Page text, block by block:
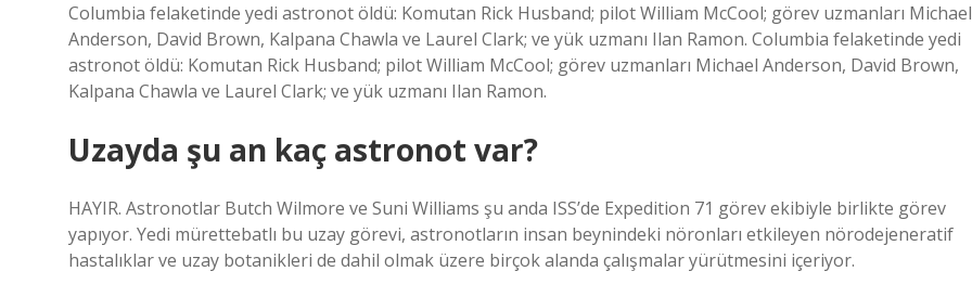
Columbia felaketinde yedi astronot öldü: Komutan Rick Husband; pilot William McCool; görev uzmanları Michael
Anderson, David Brown, Kalpana Chawla ve Laurel Clark; ve yük uzmanı Ilan Ramon. Columbia felaketinde yedi
astronot öldü: Komutan Rick Husband; pilot William McCool; görev uzmanları Michael Anderson, David Brown,
Kalpana Chawla ve Laurel Clark; ve yük uzmanı Ilan Ramon.
Uzayda şu an kaç astronot var?
HAYIR. Astronotlar Butch Wilmore ve Suni Williams şu anda ISS’de Expedition 71 görev ekibiyle birlikte görev
yapıyor. Yedi mürettebatlı bu uzay görevi, astronotların insan beynindeki nöronları etkileyen nörodejeneratif
hastalıklar ve uzay botanikleri de dahil olmak üzere birçok alanda çalışmalar yürütmesini içeriyor.